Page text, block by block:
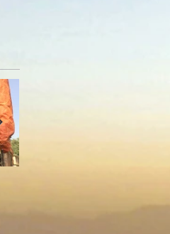
- Forward For Nepal